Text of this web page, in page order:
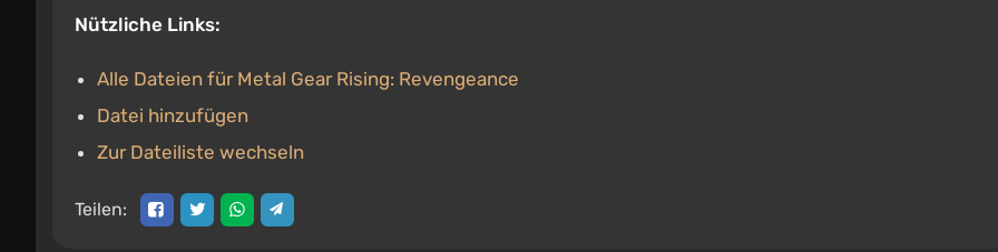
Nützliche Links:
Alle Dateien für Metal Gear Rising: Revengeance
Datei hinzufügen
Zur Dateiliste wechseln
Teilen: